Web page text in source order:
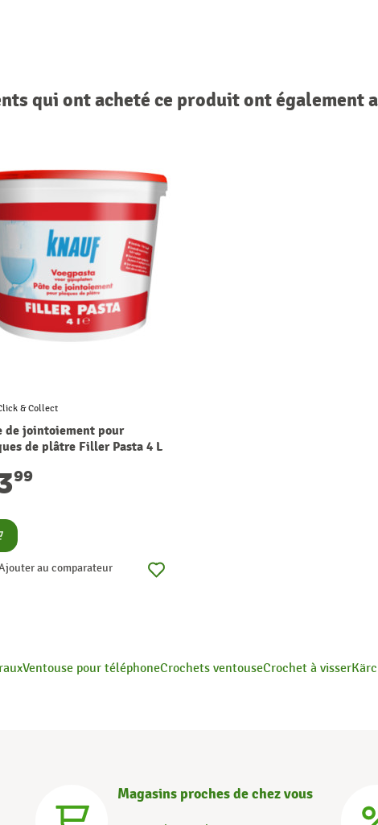
qui ont acheté ce produit ont également
& Collect
de jointoiement pour
de plâtre Filler Pasta 4 L
99
au comparateur
Ventouse pour téléphoneCrochets ventouseCrochet à visser
Magasins proches de chez vous